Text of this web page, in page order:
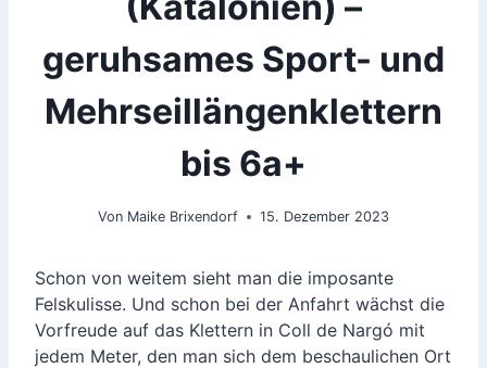
geruhsames Sport- und
Mehrseillängenklettern
bis 6a+
Von Maike Brixendorf 15. Dezember 2023
Schon von weitem sieht man die imposante
Felskulisse. Und schon bei der Anfahrt wächst die
Vorfreude auf das Klettern in Coll de Nargó mit
jedem Meter, den man sich dem beschaulichen Ort